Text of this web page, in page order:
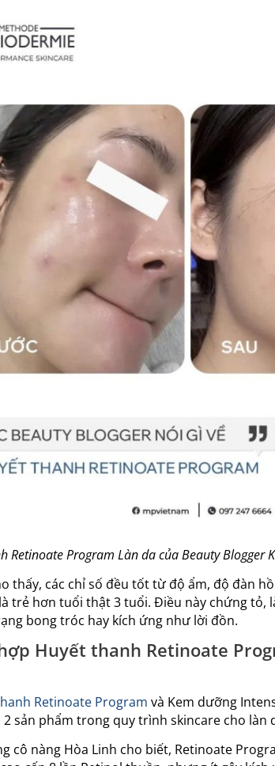
Retinoate Program Làn da của Beauty Blogger
thấy, các chỉ số đều tốt từ độ ẩm, độ đàn
trẻ hơn tuổi thật 3 tuổi. Điều này chứng tỏ,
bong tróc hay kích ứng như lời đồn.
Huyết thanh Retinoate
Retinoate Program và Kem dưỡng
2 sản phẩm trong quy trình skincare cho làn
cô nàng Hòa Linh cho biết, Retinoate